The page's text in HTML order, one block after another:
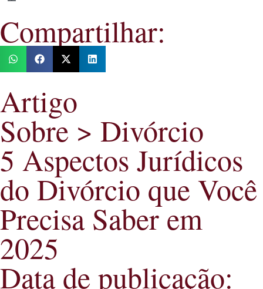
Compartilhar:
Artigo
Sobre > Divórcio
5 Aspectos Jurídicos
do Divórcio que Você
Precisa Saber em
2025
Data de publicação: